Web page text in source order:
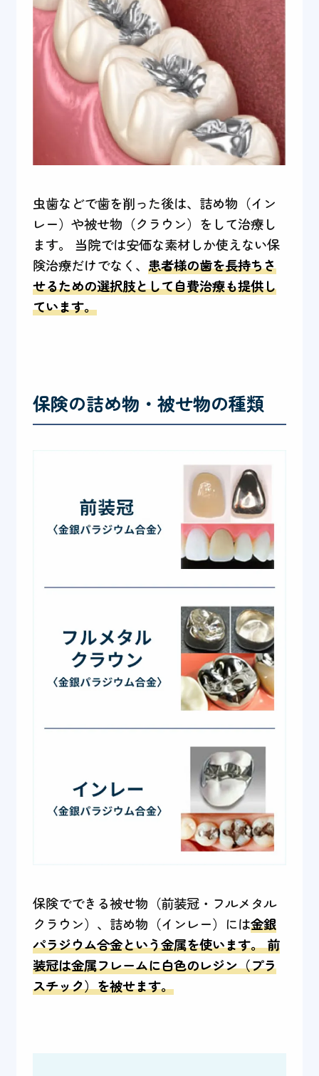
虫歯などで歯を削った後は、詰め物（イン
レー）や被せ物（クラウン）をして治療し
ます。 当院では安価な素材しか使えない保
険治療だけでなく、 患者様の歯を長持ちさ
せるための選択肢として自費治療も提供し
ています。
保険の詰め物・被せ物の種類
保険でできる被せ物（前装冠・フルメタル
クラウン）、詰め物（インレー）には金銀
パラジウム合金という金属を使います。 前
装冠は金属フレームに白色のレジン（プラ
スチック）を被せます。